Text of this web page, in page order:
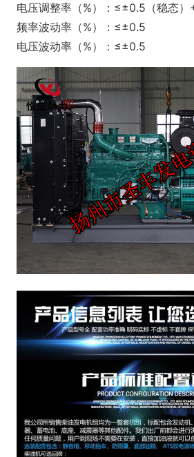
电压调整率（%）：≤±0.5（稳态）
频率波动率（%）：≤±0.5
电压波动率（%）：≤±0.5